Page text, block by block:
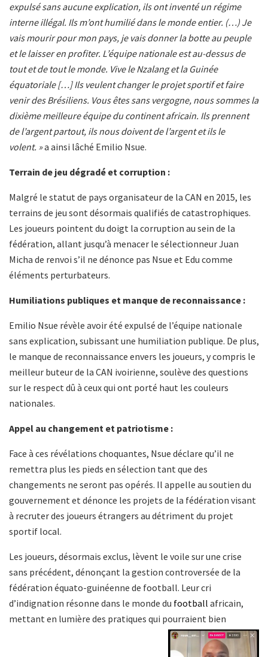
expulsé sans aucune explication, ils ont inventé un régime
interne illégal. Ils m’ont humilié dans le monde entier. (…) Je
vais mourir pour mon pays, je vais donner la botte au peuple
et le laisser en profiter. L’équipe nationale est au-dessus de
tout et de tout le monde. Vive le Nzalang et la Guinée
équatoriale […] Ils veulent changer le projet sportif et faire
venir des Brésiliens. Vous êtes sans vergogne, nous sommes la
dixième meilleure équipe du continent africain. Ils prennent
de l’argent partout, ils nous doivent de l’argent et ils le
volent. »a ainsi lâché Emilio Nsue.
Terrain de jeu dégradé et corruption :
Malgré le statut de pays organisateur de la CAN en 2015, les
terrains de jeu sont désormais qualifiés de catastrophiques.
Les joueurs pointent du doigt la corruption au sein de la
fédération, allant jusqu’à menacer le sélectionneur Juan
Micha de renvoi s’il ne dénonce pas Nsue et Edu comme
éléments perturbateurs.
Humiliations publiques et manque de reconnaissance :
Emilio Nsue révèle avoir été expulsé de l’équipe nationale
sans explication, subissant une humiliation publique. De plus,
le manque de reconnaissance envers les joueurs, y compris le
meilleur buteur de la CAN ivoirienne, soulève des questions
sur le respect dû à ceux qui ont porté haut les couleurs
nationales.
Appel au changement et patriotisme :
Face à ces révélations choquantes, Nsue déclare qu’il ne
remettra plus les pieds en sélection tant que des
changements ne seront pas opérés. Il appelle au soutien du
gouvernement et dénonce les projets de la fédération visant
à recruter des joueurs étrangers au détriment du projet
sportif local.
Les joueurs, désormais exclus, lèvent le voile sur une crise
sans précédent, dénonçant la gestion controversée de la
fédération équato-guinéenne de football. Leur cri
d’indignation résonne dans le monde du football africain,
mettant en lumière des pratiques qui pourraient bien